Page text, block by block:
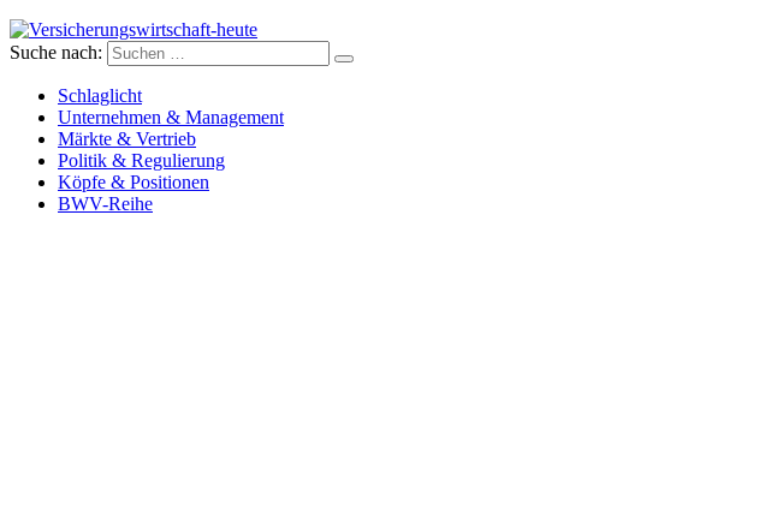
Versicherungswirtschaft-heute
Suche nach:
Schlaglicht
Unternehmen & Management
Märkte & Vertrieb
Politik & Regulierung
Köpfe & Positionen
BWV-Reihe